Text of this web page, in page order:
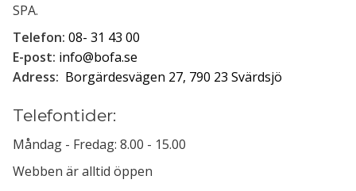
SPA.
Telefon: 08- 31 43 00
E-post: info@bofa.se
Adress: Borgärdesvägen 27, 790 23 Svärdsjö
Telefontider:
Måndag - Fredag: 8.00 - 15.00
Webben är alltid öppen